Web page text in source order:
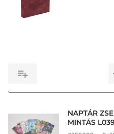
NAPTÁR
MINTÁS